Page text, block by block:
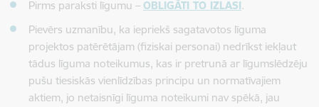
Pirms paraksti līgumu – OBLIGĀTI TO IZLASI.
Pievērs uzmanību, ka iepriekš sagatavotos līguma
projektos patērētājam (fiziskai personai) nedrīkst iekļaut
tādus līguma noteikumus, kas ir pretrunā ar līgumslēdzēju
pušu tiesiskās vienlīdzības principu un normatīvajiem
aktiem, jo netaisnīgi līguma noteikumi nav spēkā, jau